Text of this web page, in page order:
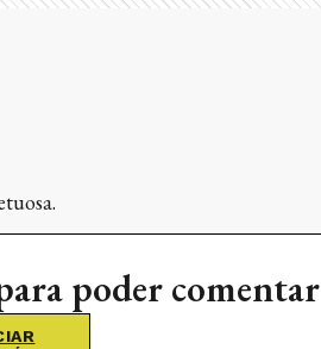
poder comentar